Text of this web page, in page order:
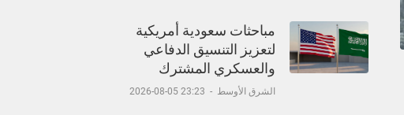
مباحثات سعودية أمريكية
لتعزيز التنسيق الدفاعي
والعسكري المشترك
الشرق الأوسط -
23:23 05-08-2026